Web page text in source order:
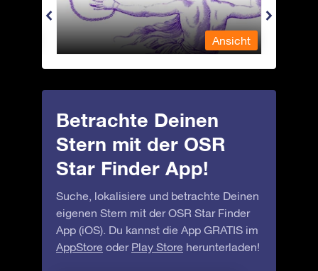
Ansicht
Betrachte Deinen
Stern mit der OSR
Star Finder App!
Suche, lokalisiere und betrachte Deinen
eigenen Stern mit der OSR Star Finder
App (iOS). Du kannst die App GRATIS im
AppStore oder Play Store herunterladen!